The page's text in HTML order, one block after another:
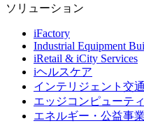
ソリューション
iFactory
Industrial Equipment
iRetail & iCity Services
iヘルスケア
インテリジェント交
エッジコンピューテ
エネルギー・公益事業